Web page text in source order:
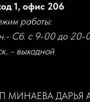
1, офис 206
работы:
Сб. с 9-00 до 20-
- выходной
МИНАЕВА ДАРЬЯ